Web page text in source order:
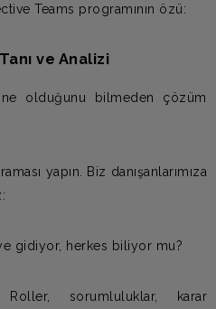
Teams programının özü:
ve Analizi
olduğunu bilmeden çözüm
yapın. Biz danışanlarımıza
gidiyor, herkes biliyor mu?
sorumluluklar, karar